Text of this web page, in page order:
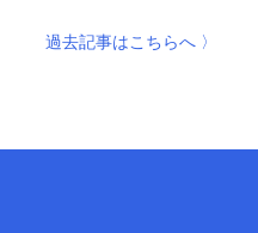
過去記事はこちらへ 〉